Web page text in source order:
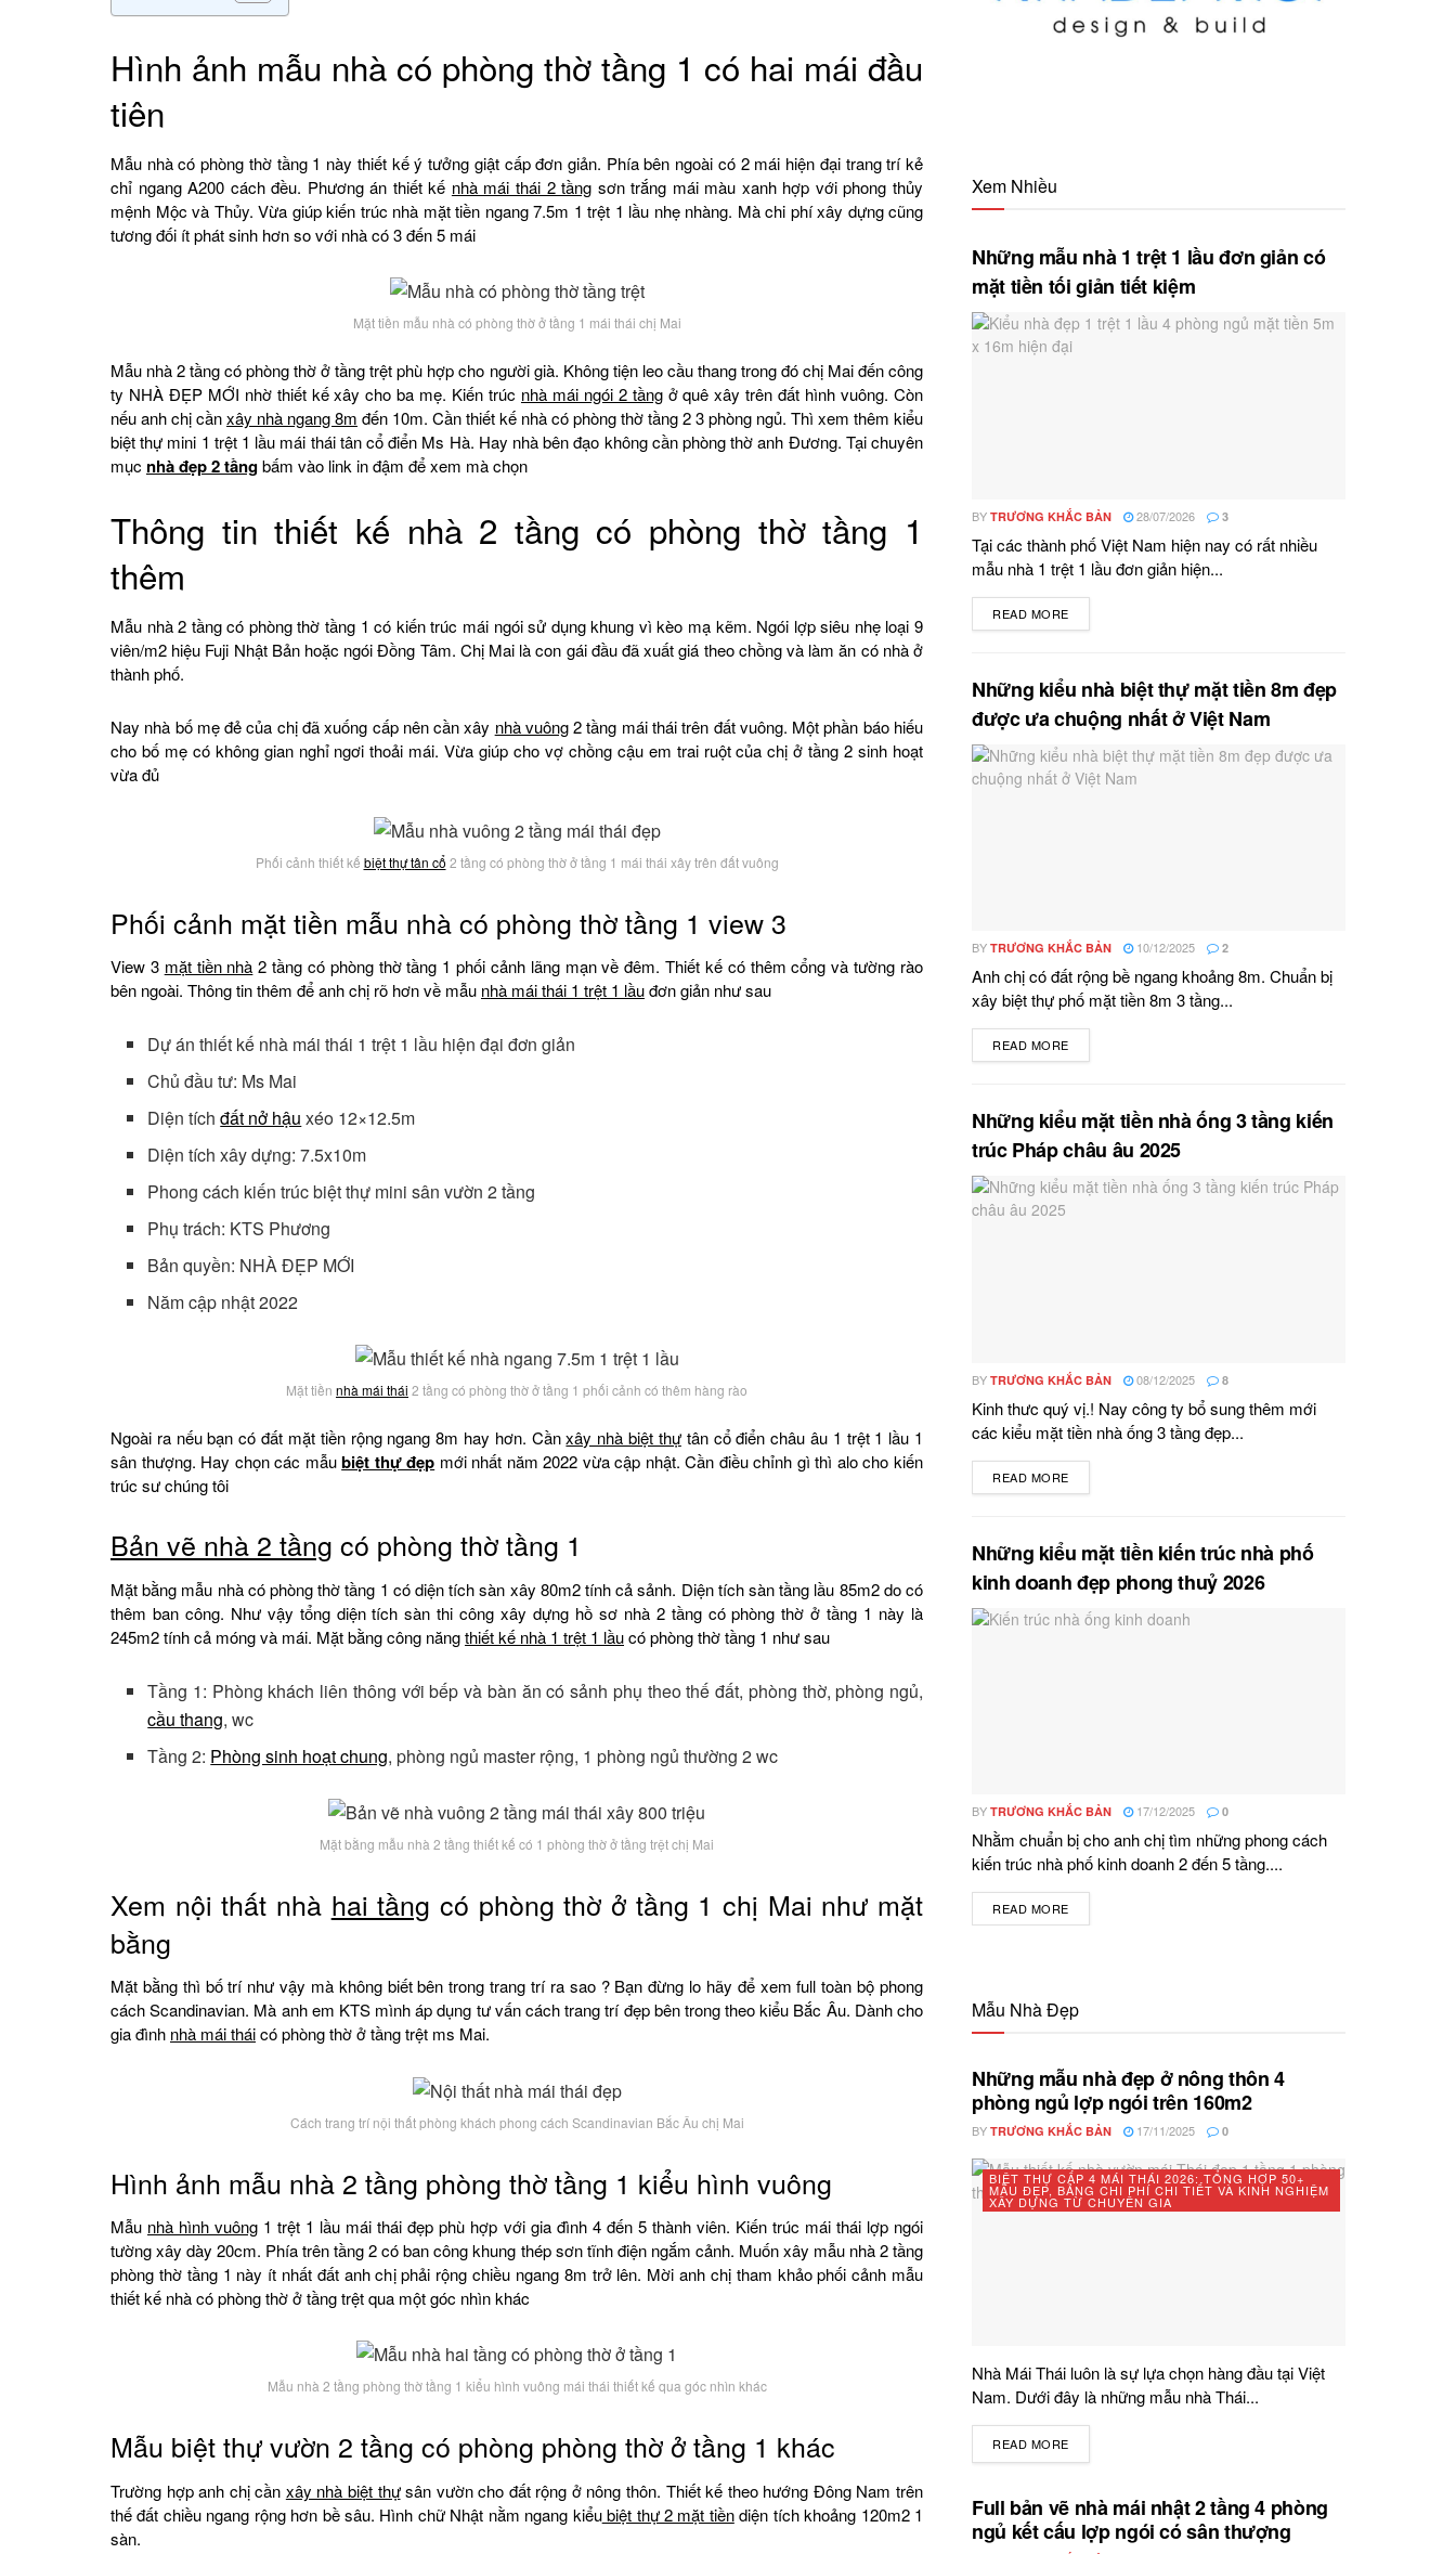
Hình ảnh mẫu nhà có phòng thờ tầng 1 có hai mái đầu
tiên
Mẫu nhà có phòng thờ tầng 1 này thiết kế ý tưởng giật cấp đơn giản. Phía bên ngoài có 2 mái hiện đại trang trí kẻ
chỉ ngang A200 cách đều. Phương án thiết kế nhà mái thái 2 tầng sơn trắng mái màu xanh hợp với phong thủy
mệnh Mộc và Thủy. Vừa giúp kiến trúc nhà mặt tiền ngang 7.5m 1 trệt 1 lầu nhẹ nhàng. Mà chi phí xây dựng cũng
tương đối ít phát sinh hơn so với nhà có 3 đến 5 mái
Mặt tiền mẫu nhà có phòng thờ ở tầng 1 mái thái chị Mai
Mẫu nhà 2 tầng có phòng thờ ở tầng trệt phù hợp cho người già. Không tiện leo cầu thang trong đó chị Mai đến công
ty NHÀ ĐẸP MỚI nhờ thiết kế xây cho ba mẹ. Kiến trúc nhà mái ngói 2 tầngở quê xây trên đất hình vuông. Còn
nếu anh chị cầnxây nhà ngang 8m đến 10m. Cần thiết kế nhà có phòng thờ tầng 2 3 phòng ngủ. Thì xem thêm kiểu
biệt thự mini 1 trệt 1 lầu mái thái tân cổ điển Ms Hà. Hay nhà bên đạo không cần phòng thờ anh Đương. Tại chuyên
mục nhà đẹp 2 tầngbấm vào link in đậm để xem mà chọn
Thông tin thiết kế nhà 2 tầng có phòng thờ tầng 1
thêm
Mẫu nhà 2 tầng có phòng thờ tầng 1 có kiến trúc mái ngói sử dụng khung vì kèo mạ kẽm. Ngói lợp siêu nhẹ loại 9
viên/m2 hiệu Fuji Nhật Bản hoặc ngói Đồng Tâm. Chị Mai là con gái đầu đã xuất giá theo chồng và làm ăn có nhà ở
thành phố.
Nay nhà bố mẹ đẻ của chị đã xuống cấp nên cần xây nhà vuông2 tầng mái thái trên đất vuông. Một phần báo hiếu
cho bố mẹ có không gian nghỉ ngơi thoải mái. Vừa giúp cho vợ chồng cậu em trai ruột của chị ở tầng 2 sinh hoạt
vừa đủ
Phối cảnh thiết kế biệt thự tân cổ 2 tầng có phòng thờ ở tầng 1 mái thái xây trên đất vuông
Phối cảnh mặt tiền mẫu nhà có phòng thờ tầng 1 view 3
View 3 mặt tiền nhà 2 tầng có phòng thờ tầng 1 phối cảnh lãng mạn về đêm. Thiết kế có thêm cổng và tường rào
bên ngoài. Thông tin thêm để anh chị rõ hơn về mẫu nhà mái thái 1 trệt 1 lầuđơn giản như sau
Dự án thiết kế nhà mái thái 1 trệt 1 lầu hiện đại đơn giản
Chủ đầu tư: Ms Mai
Diện tíchđất nở hậu xéo 12×12.5m
Diện tích xây dựng: 7.5x10m
Phong cách kiến trúc biệt thự mini sân vườn 2 tầng
Phụ trách: KTS Phương
Bản quyền: NHÀ ĐẸP MỚI
Năm cập nhật 2022
Mặt tiền nhà mái thái 2 tầng có phòng thờ ở tầng 1 phối cảnh có thêm hàng rào
Ngoài ra nếu bạn có đất mặt tiền rộng ngang 8m hay hơn. Cầnxây nhà biệt thựtân cổ điển châu âu 1 trệt 1 lầu 1
sân thượng. Hay chọn các mẫubiệt thự đẹp mới nhất năm 2022 vừa cập nhật. Cần điều chỉnh gì thì alo cho kiến
trúc sư chúng tôi
Bản vẽ nhà 2 tầng có phòng thờ tầng 1
Mặt bằng mẫu nhà có phòng thờ tầng 1 có diện tích sàn xây 80m2 tính cả sảnh. Diện tích sàn tầng lầu 85m2 do có
thêm ban công. Như vậy tổng diện tích sàn thi công xây dựng hồ sơ nhà 2 tầng có phòng thờ ở tầng 1 này là
245m2 tính cả móng và mái. Mặt bằng công năngthiết kế nhà 1 trệt 1 lầucó phòng thờ tầng 1 như sau
Tầng 1: Phòng khách liên thông với bếp và bàn ăn có sảnh phụ theo thế đất, phòng thờ, phòng ngủ,
cầu thang, wc
Tầng 2: Phòng sinh hoạt chung, phòng ngủ master rộng, 1 phòng ngủ thường 2 wc
Mặt bằng mẫu nhà 2 tầng thiết kế có 1 phòng thờ ở tầng trệt chị Mai
Xem nội thất nhà hai tầng có phòng thờ ở tầng 1 chị Mai như mặt
bằng
Mặt bằng thì bố trí như vậy mà không biết bên trong trang trí ra sao ? Bạn đừng lo hãy để xem full toàn bộ phong
cách Scandinavian. Mà anh em KTS mình áp dụng tư vấn cách trang trí đẹp bên trong theo kiểu Bắc Âu. Dành cho
gia đình nhà mái tháicó phòng thờ ở tầng trệt ms Mai.
Cách trang trí nội thất phòng khách phong cách Scandinavian Bắc Âu chị Mai
Hình ảnh mẫu nhà 2 tầng phòng thờ tầng 1 kiểu hình vuông
Mẫu nhà hình vuông 1 trệt 1 lầu mái thái đẹp phù hợp với gia đình 4 đến 5 thành viên. Kiến trúc mái thái lợp ngói
tường xây dày 20cm. Phía trên tầng 2 có ban công khung thép sơn tĩnh điện ngắm cảnh. Muốn xây mẫu nhà 2 tầng
phòng thờ tầng 1 này ít nhất đất anh chị phải rộng chiều ngang 8m trở lên. Mời anh chị tham khảo phối cảnh mẫu
thiết kế nhà có phòng thờ ở tầng trệt qua một góc nhìn khác
Mẫu nhà 2 tầng phòng thờ tầng 1 kiểu hình vuông mái thái thiết kế qua góc nhìn khác
Mẫu biệt thự vườn 2 tầng có phòng phòng thờ ở tầng 1 khác
Trường hợp anh chị cần xây nhà biệt thựsân vườn cho đất rộng ở nông thôn. Thiết kế theo hướng Đông Nam trên
thế đất chiều ngang rộng hơn bề sâu. Hình chữ Nhật nằm ngang kiểubiệt thự 2 mặt tiềndiện tích khoảng 120m2 1
sàn.
Xem Nhiều
Những mẫu nhà 1 trệt 1 lầu đơn giản có
mặt tiền tối giản tiết kiệm
BY TRƯƠNG KHẮC BẢN 28/07/2026 3
Tại các thành phố Việt Nam hiện nay có rất nhiều
mẫu nhà 1 trệt 1 lầu đơn giản hiện...
READ MORE
Những kiểu nhà biệt thự mặt tiền 8m đẹp
được ưa chuộng nhất ở Việt Nam
BY TRƯƠNG KHẮC BẢN 10/12/2025 2
Anh chị có đất rộng bề ngang khoảng 8m. Chuẩn bị
xây biệt thự phố mặt tiền 8m 3 tầng...
READ MORE
Những kiểu mặt tiền nhà ống 3 tầng kiến
trúc Pháp châu âu 2025
BY TRƯƠNG KHẮC BẢN 08/12/2025 8
Kinh thưc quý vị.! Nay công ty bổ sung thêm mới
các kiểu mặt tiền nhà ống 3 tầng đẹp...
READ MORE
Những kiểu mặt tiền kiến trúc nhà phố
kinh doanh đẹp phong thuỷ 2026
BY TRƯƠNG KHẮC BẢN 17/12/2025 0
Nhằm chuẩn bị cho anh chị tìm những phong cách
kiến trúc nhà phố kinh doanh 2 đến 5 tầng....
READ MORE
Mẫu Nhà Đẹp
Những mẫu nhà đẹp ở nông thôn 4
phòng ngủ lợp ngói trên 160m2
BY TRƯƠNG KHẮC BẢN 17/11/2025 0
BIỆT THỰ CẤP 4 MÁI THÁI 2026: TỔNG HỢP 50+
MẪU ĐẸP, BẢNG CHI PHÍ CHI TIẾT VÀ KINH NGHIỆM
XÂY DỰNG TỪ CHUYÊN GIA
Nhà Mái Thái luôn là sự lựa chọn hàng đầu tại Việt
Nam. Dưới đây là những mẫu nhà Thái...
READ MORE
Full bản vẽ nhà mái nhật 2 tầng 4 phòng
ngủ kết cấu lợp ngói có sân thượng